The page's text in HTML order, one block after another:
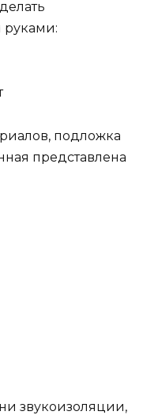
подложка
представлена
звукоизоляции,